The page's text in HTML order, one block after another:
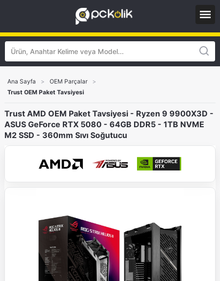
Ana Sayfa > OEM Parçalar
>
Trust OEM Paket Tavsiyesi
Trust AMD OEM Paket Tavsiyesi - Ryzen 9 9900X3D -
ASUS GeForce RTX 5080 - 64GB DDR5 - 1TB NVME
M2 SSD - 360mm Sıvı Soğutucu